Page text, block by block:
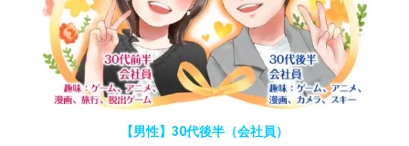
【男性】30代後半（会社員）